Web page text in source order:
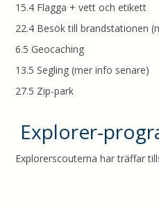
15.4 Flagga + vett och etikett
22.4 Besök till brandstationen
6.5 Geocaching
13.5 Segling (mer info senare)
27.5 Zip-park
Explorer-
Explorerscouterna har träffar